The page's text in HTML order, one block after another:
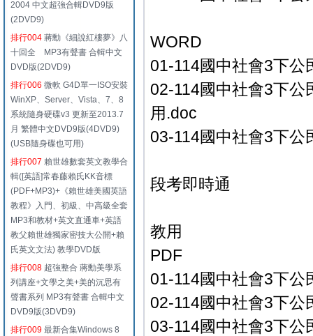
2004 中文超強合輯DVD9版
(2DVD9)
排行004 蔣勳《細說紅樓夢》八
十回全 MP3有聲書 合輯中文
DVD版(2DVD9)
排行006 微軟 G4D單一ISO安裝
WinXP、Server、Vista、7、8
系統隨身硬碟v3 更新至2013.7
月 繁體中文DVD9版(4DVD9)
(USB隨身碟也可用)
排行007 賴世雄數套英文教學合
輯([英語]常春藤賴氏KK音標
(PDF+MP3)+《賴世雄美國英語
教程》入門、初級、中高級全套
MP3和教材+英文直通車+英語
教父賴世雄獨家密技大公開+賴
氏英文文法) 教學DVD版
排行008 超強整合 蔣勳美學系
列講座+文學之美+美的沉思有
聲書系列 MP3有聲書 合輯中文
DVD9版(3DVD9)
排行009 最新合集Windows 8
WORD
01-114國中社會3下
02-114國中社會3下
用.doc
03-114國中社會3下
段考即時通
教用
PDF
01-114國中社會3下公
02-114國中社會3下公
03-114國中社會3下公